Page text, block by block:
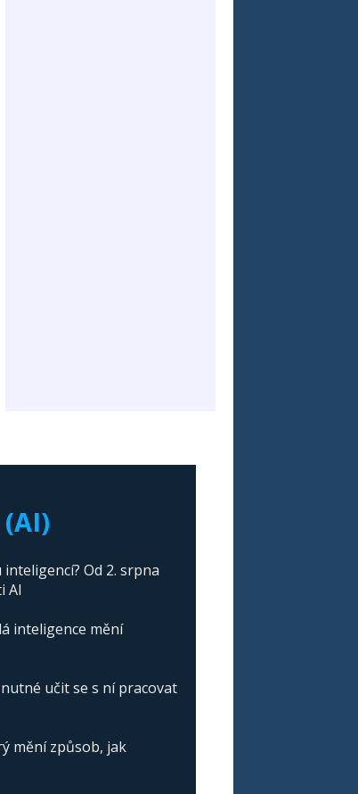
Od 2. srpna
AI
inteligence mění
učit se s ní pracovat
mění způsob, jak